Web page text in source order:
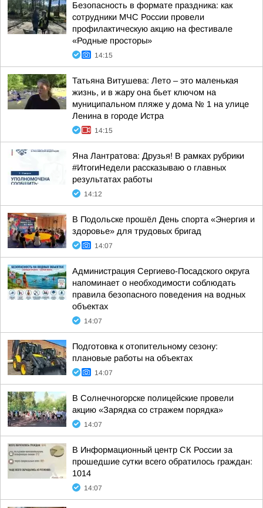
Безопасность в формате праздника: как
сотрудники МЧС России провели
профилактическую акцию на фестивале
«Родные просторы»
14:15
Татьяна Витушева: Лето – это маленькая
жизнь, и в жару она бьет ключом на
муниципальном пляже у дома № 1 на улице
Ленина в городе Истра
14:15
Яна Лантратова: Друзья! В рамках рубрики
#ИтогиНедели рассказываю о главных
результатах работы
14:12
В Подольске прошёл День спорта «Энергия и
здоровье» для трудовых бригад
14:07
Администрация Сергиево-Посадского округа
напоминает о необходимости соблюдать
правила безопасного поведения на водных
объектах
14:07
Подготовка к отопительному сезону:
плановые работы на объектах
14:07
В Солнечногорске полицейские провели
акцию «Зарядка со стражем порядка»
14:07
В Информационный центр СК России за
прошедшие сутки всего обратилось граждан:
1014
14:07